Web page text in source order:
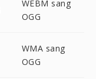
WEBM sang
OGG
WMA sang
OGG